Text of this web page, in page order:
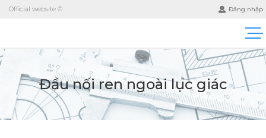
Official website © Đăng nhập
Đầu nối ren ngoài lục giác